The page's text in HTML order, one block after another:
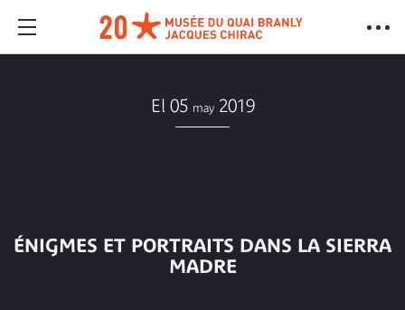
El 05 may 2019
ÉNIGMES ET PORTRAITS DANS LA SIERRA
MADRE